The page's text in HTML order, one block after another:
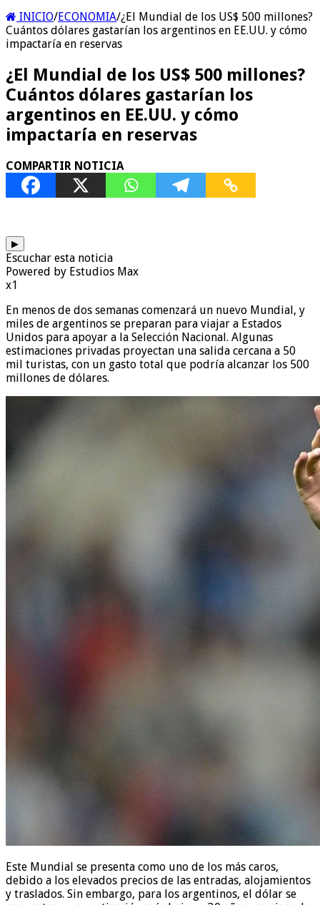
INICIO/ECONOMIA/¿El Mundial de los US$ 500 millones?
Cuántos dólares gastarían los argentinos en EE.UU. y cómo
impactaría en reservas
¿El Mundial de los US$ 500 millones?
Cuántos dólares gastarían los
argentinos en EE.UU. y cómo
impactaría en reservas
COMPARTIR NOTICIA
▶
Escuchar esta noticia
Powered by Estudios Max
x1
En menos de dos semanas comenzará un nuevo Mundial, y
miles de argentinos se preparan para viajar a Estados
Unidos para apoyar a la Selección Nacional. Algunas
estimaciones privadas proyectan una salida cercana a 50
mil turistas, con un gasto total que podría alcanzar los 500
millones de dólares.
Este Mundial se presenta como uno de los más caros,
debido a los elevados precios de las entradas, alojamientos
y traslados. Sin embargo, para los argentinos, el dólar se